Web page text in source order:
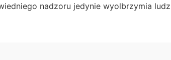
nadzoru jedynie wyolbrzymia